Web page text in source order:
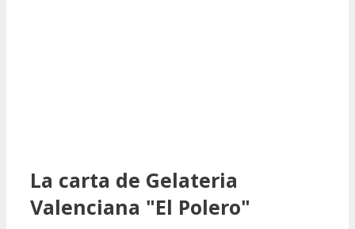
La carta de Gelateria
Valenciana "El Polero"